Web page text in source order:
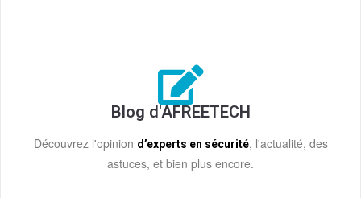
Blog d'AFREETECH
Découvrez l'opinion d’experts en sécurité, l'actualité, des
astuces, et bien plus encore.